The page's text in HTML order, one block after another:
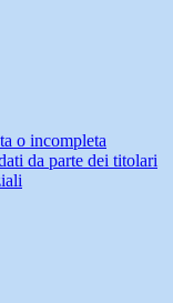
o incompleta
da parte dei titolari